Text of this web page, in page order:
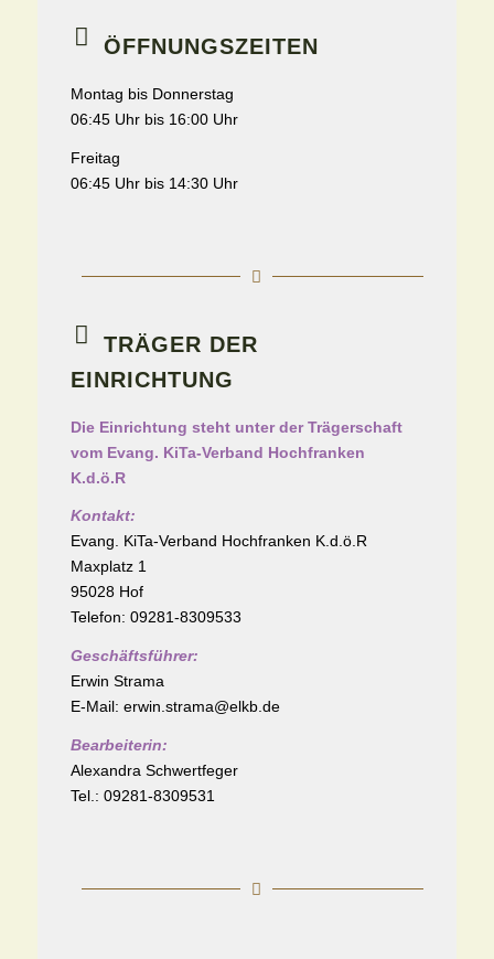
ÖFFNUNGSZEITEN
Montag bis Donnerstag
06:45 Uhr bis 16:00 Uhr
Freitag
06:45 Uhr bis 14:30 Uhr
TRÄGER DER
EINRICHTUNG
Die Einrichtung steht unter der Trägerschaft
vom Evang. KiTa-Verband Hochfranken
K.d.ö.R
Kontakt:
Evang. KiTa-Verband Hochfranken K.d.ö.R
Maxplatz 1
95028 Hof
Telefon: 09281-8309533
Geschäftsführer:
Erwin Strama
E-Mail: erwin.strama@elkb.de
Bearbeiterin:
Alexandra Schwertfeger
Tel.: 09281-8309531